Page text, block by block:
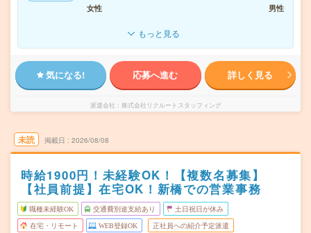
女性
男性
もっと見る
気になる! 応募へ進む 詳しく見る
派遣会社 株式会社リクルートスタッフィング
未読 掲載日 2026/08/08
時給1900円！未経験OK！【複数名募集】
【社員前提】在宅OK！新橋での営業事務
職種未経験OK 交通費別途支給あり 土日祝日が休み
在宅・リモート WEB登録OK 正社員への紹介予定派遣